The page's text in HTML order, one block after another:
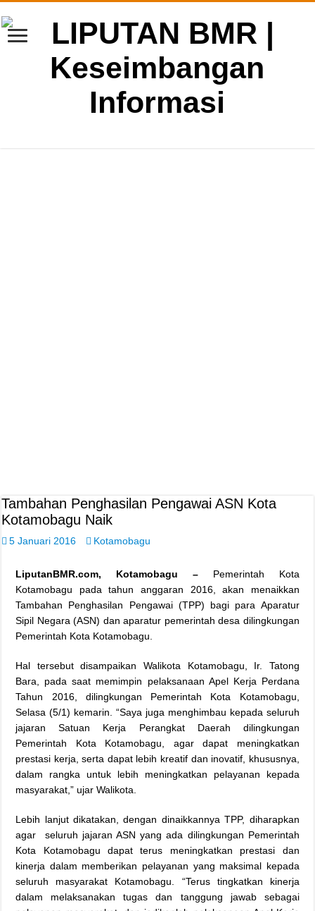
Tambahan Penghasilan Pengawai ASN Kota
Kotamobagu Naik
5 Januari 2016 Kotamobagu
LiputanBMR.com, Kotamobagu – Pemerintah Kota
Kotamobagu pada tahun anggaran 2016, akan menaikkan
Tambahan Penghasilan Pengawai (TPP) bagi para Aparatur
Sipil Negara (ASN) dan aparatur pemerintah desa dilingkungan
Pemerintah Kota Kotamobagu.
Hal tersebut disampaikan Walikota Kotamobagu, Ir. Tatong
Bara, pada saat memimpin pelaksanaan Apel Kerja Perdana
Tahun 2016, dilingkungan Pemerintah Kota Kotamobagu,
Selasa (5/1) kemarin. “Saya juga menghimbau kepada seluruh
jajaran Satuan Kerja Perangkat Daerah dilingkungan
Pemerintah Kota Kotamobagu, agar dapat meningkatkan
prestasi kerja, serta dapat lebih kreatif dan inovatif, khususnya,
dalam rangka untuk lebih meningkatkan pelayanan kepada
masyarakat,” ujar Walikota.
Lebih lanjut dikatakan, dengan dinaikkannya TPP, diharapkan
agar seluruh jajaran ASN yang ada dilingkungan Pemerintah
Kota Kotamobagu dapat terus meningkatkan prestasi dan
kinerja dalam memberikan pelayanan yang maksimal kepada
seluruh masyarakat Kotamobagu. “Terus tingkatkan kinerja
dalam melaksanakan tugas dan tanggung jawab sebagai